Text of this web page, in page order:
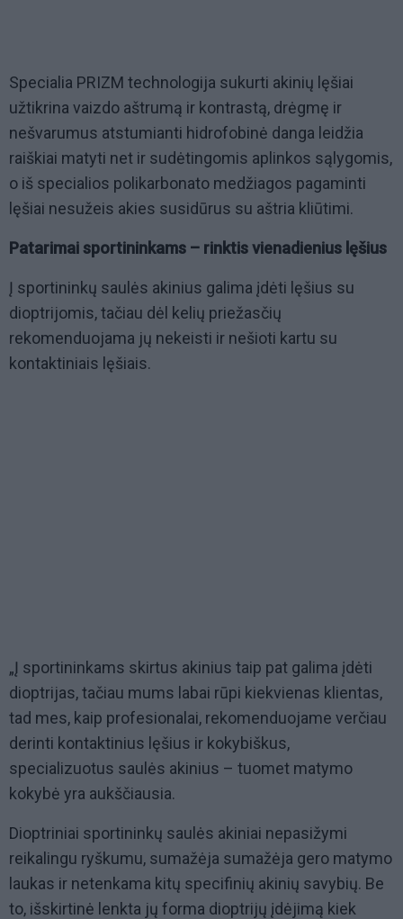
Specialia PRIZM technologija sukurti akinių lęšiai
užtikrina vaizdo aštrumą ir kontrastą, drėgmę ir
nešvarumus atstumianti hidrofobinė danga leidžia
raiškiai matyti net ir sudėtingomis aplinkos sąlygomis,
o iš specialios polikarbonato medžiagos pagaminti
lęšiai nesužeis akies susidūrus su aštria kliūtimi.
Patarimai sportininkams – rinktis vienadienius lęšius
Į sportininkų saulės akinius galima įdėti lęšius su
dioptrijomis, tačiau dėl kelių priežasčių
rekomenduojama jų nekeisti ir nešioti kartu su
kontaktiniais lęšiais.
„Į sportininkams skirtus akinius taip pat galima įdėti
dioptrijas, tačiau mums labai rūpi kiekvienas klientas,
tad mes, kaip profesionalai, rekomenduojame verčiau
derinti kontaktinius lęšius ir kokybiškus,
specializuotus saulės akinius – tuomet matymo
kokybė yra aukščiausia.
Dioptriniai sportininkų saulės akiniai nepasižymi
reikalingu ryškumu, sumažėja sumažėja gero matymo
laukas ir netenkama kitų specifinių akinių savybių. Be
to, išskirtinė lenkta jų forma dioptrijų įdėjimą kiek